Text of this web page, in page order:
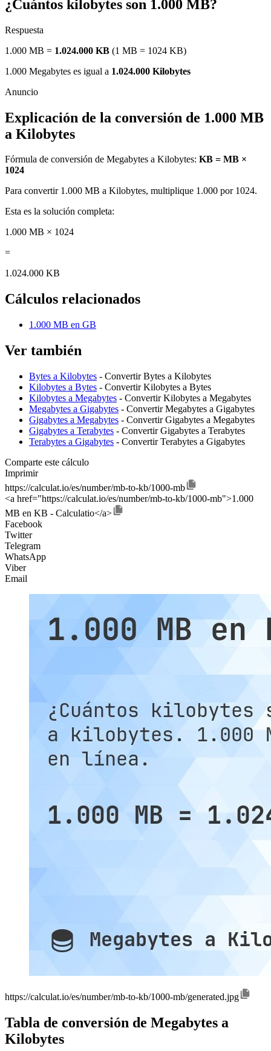
¿Cuántos kilobytes son 1.000 MB?
Respuesta
1.000 MB = 1.024.000 KB (1 MB = 1024 KB)
1.000 Megabytes es igual a 1.024.000 Kilobytes
Explicación de la conversión de 1.000 MB
a Kilobytes
Fórmula de conversión de Megabytes a Kilobytes: KB = MB ×
1024
Para convertir 1.000 MB a Kilobytes, multiplique 1.000 por 1024.
Esta es la solución completa:
1.000 MB × 1024
=
1.024.000 KB
Cálculos relacionados
1.000 MB en GB
Ver también
Bytes a Kilobytes - Convertir Bytes a Kilobytes
Kilobytes a Bytes - Convertir Kilobytes a Bytes
Kilobytes a Megabytes - Convertir Kilobytes a Megabytes
Megabytes a Gigabytes - Convertir Megabytes a Gigabytes
Gigabytes a Megabytes - Convertir Gigabytes a Megabytes
Gigabytes a Terabytes - Convertir Gigabytes a Terabytes
Terabytes a Gigabytes - Convertir Terabytes a Gigabytes
Comparte este cálculo
Imprimir
https://calculat.io/es/number/mb-to-kb/1000-mb
<a href="https://calculat.io/es/number/mb-to-kb/1000-mb">1.000
MB en KB - Calculatio</a>
Facebook
Twitter
Telegram
WhatsApp
Viber
Email
https://calculat.io/es/number/mb-to-kb/1000-mb/generated.jpg
Tabla de conversión de Megabytes a
Kilobytes